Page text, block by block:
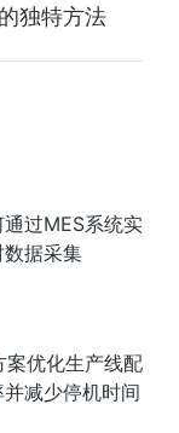
独特方法
过MES系统实
据采集
案优化生产线配
减少停机时间